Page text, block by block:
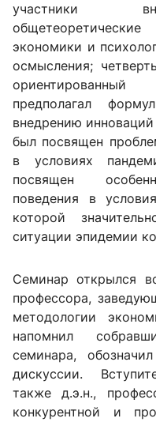
участники
экономики и
осмысления;
предполагал
внедрению
был посвящен
в условиях
посвящен
поведения в
которой
ситуации эпидемии
Семинар открылся
профессора,
методологии
напомнил
семинара,
дискуссии.
также д.э.н.,
конкурентной и